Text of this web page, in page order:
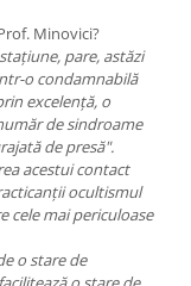
Minovici?
pare, astăzi
o condamnabilă
excelenţă, o
de sindroame
de presă".
acestui contact
ocultismul
cele mai periculoase
o stare de